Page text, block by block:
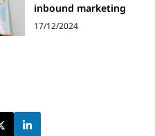
inbound marketing
17/12/2024